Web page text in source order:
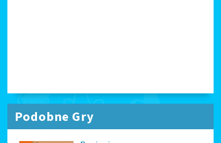
Podobne Gry